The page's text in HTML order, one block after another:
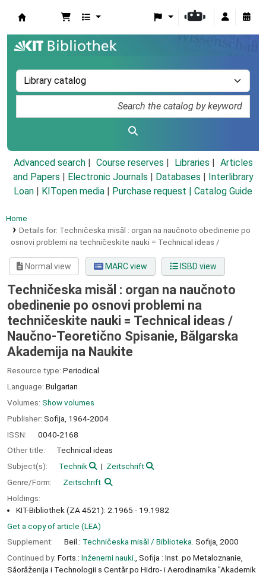
Advanced search Course reserves Libraries
Articles
and Papers
Electronic Journals Databases
Interlibrary
Loan
KITopen media Purchase request | Catalog Guide
Home
Details for: Techničeska misăl : organ na naučnoto obedinenie po
osnovi problemi na techničeskite nauki = Technical ideas /
Normal view MARC view ISBD view
Techničeska misăl : organ na naučnoto
obedinenie po osnovi problemi na
techničeskite nauki = Technical ideas /
Naučno-Teoretično Spisanie, Bălgarska
Akademija na Naukite
Resource type: Periodical
Language: Bulgarian
Volumes: Show volumes
Publisher: Sofija, 1964-2004
ISSN:
0040-2168
Other title:
Technical ideas
Subject(s):
Technik
Zeitschrift
Genre/Form:
Zeitschrift
Holdings:
KIT-Bibliothek (ZA 4521): 2.1965 - 19.1982
Get a copy of article (LEA)
Supplement:
Beil.: Techničeska misăl / Biblioteka. Sofija, 2000
Continued by: Forts.: Inženerni nauki. , Sofija : Inst. po Metaloznanie,
Săorăženija i Technologii s Centăr po Hidro- i Aerodinamika "Akademik